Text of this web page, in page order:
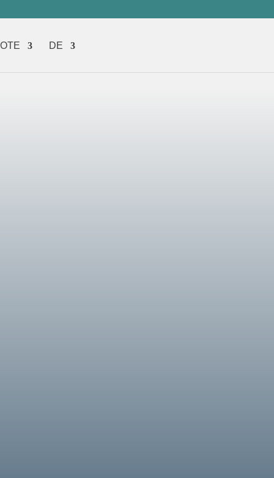
DE